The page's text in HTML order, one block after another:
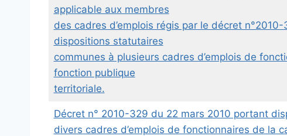
applicable aux membres
des cadres d’emplois régis par le décret
dispositions statutaires
communes à plusieurs cadres d’emplois de
fonction publique
territoriale.
Décret n° 2010-329 du 22 mars 2010 portant
divers cadres d’emplois de fonctionnaires de la